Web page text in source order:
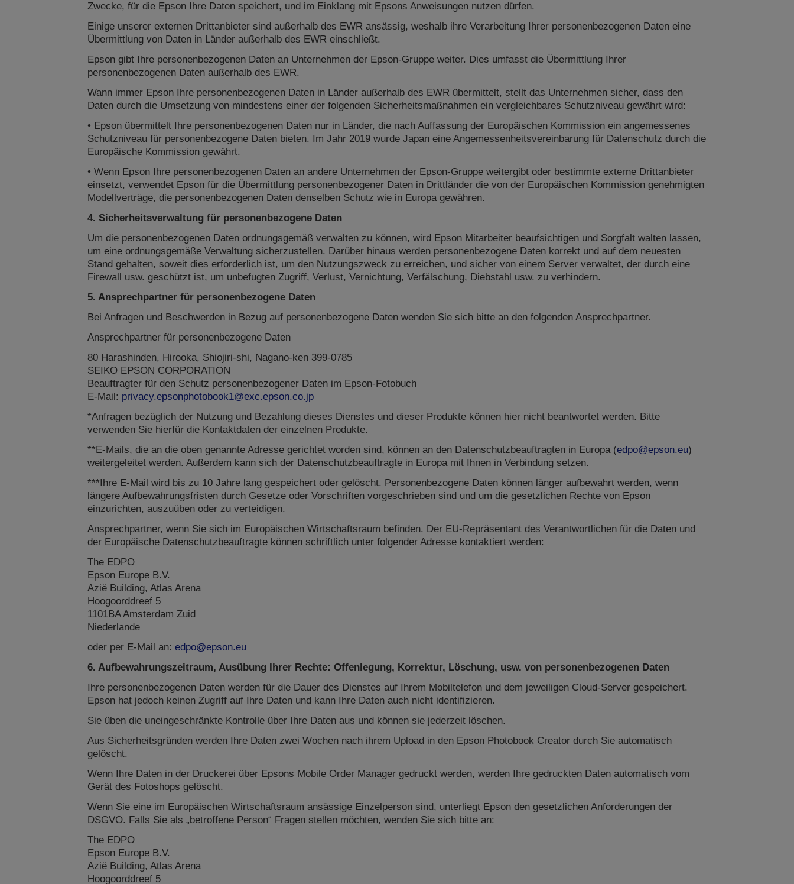
Zwecke, für die Epson Ihre Daten speichert, und im Einklang mit Epsons Anweisungen nutzen dürfen.
Einige unserer externen Drittanbieter sind außerhalb des EWR ansässig, weshalb ihre Verarbeitung Ihrer personenbezogenen Daten eine
Übermittlung von Daten in Länder außerhalb des EWR einschließt.
Epson gibt Ihre personenbezogenen Daten an Unternehmen der Epson-Gruppe weiter. Dies umfasst die Übermittlung Ihrer
personenbezogenen Daten außerhalb des EWR.
Wann immer Epson Ihre personenbezogenen Daten in Länder außerhalb des EWR übermittelt, stellt das Unternehmen sicher, dass den
Daten durch die Umsetzung von mindestens einer der folgenden Sicherheitsmaßnahmen ein vergleichbares Schutzniveau gewährt wird:
• Epson übermittelt Ihre personenbezogenen Daten nur in Länder, die nach Auffassung der Europäischen Kommission ein angemessenes
Schutzniveau für personenbezogene Daten bieten. Im Jahr 2019 wurde Japan eine Angemessenheitsvereinbarung für Datenschutz durch die
Europäische Kommission gewährt.
• Wenn Epson Ihre personenbezogenen Daten an andere Unternehmen der Epson-Gruppe weitergibt oder bestimmte externe Drittanbieter
einsetzt, verwendet Epson für die Übermittlung personenbezogener Daten in Drittländer die von der Europäischen Kommission genehmigten
Modellverträge, die personenbezogenen Daten denselben Schutz wie in Europa gewähren.
4. Sicherheitsverwaltung für personenbezogene Daten
Um die personenbezogenen Daten ordnungsgemäß verwalten zu können, wird Epson Mitarbeiter beaufsichtigen und Sorgfalt walten lassen,
um eine ordnungsgemäße Verwaltung sicherzustellen. Darüber hinaus werden personenbezogene Daten korrekt und auf dem neuesten
Stand gehalten, soweit dies erforderlich ist, um den Nutzungszweck zu erreichen, und sicher von einem Server verwaltet, der durch eine
Firewall usw. geschützt ist, um unbefugten Zugriff, Verlust, Vernichtung, Verfälschung, Diebstahl usw. zu verhindern.
5. Ansprechpartner für personenbezogene Daten
Bei Anfragen und Beschwerden in Bezug auf personenbezogene Daten wenden Sie sich bitte an den folgenden Ansprechpartner.
Ansprechpartner für personenbezogene Daten
80 Harashinden, Hirooka, Shiojiri-shi, Nagano-ken 399-0785
SEIKO EPSON CORPORATION
Beauftragter für den Schutz personenbezogener Daten im Epson-Fotobuch
E-Mail: privacy.epsonphotobook1@exc.epson.co.jp
*Anfragen bezüglich der Nutzung und Bezahlung dieses Dienstes und dieser Produkte können hier nicht beantwortet werden. Bitte
verwenden Sie hierfür die Kontaktdaten der einzelnen Produkte.
**E-Mails, die an die oben genannte Adresse gerichtet worden sind, können an den Datenschutzbeauftragten in Europa (edpo@epson.eu)
weitergeleitet werden. Außerdem kann sich der Datenschutzbeauftragte in Europa mit Ihnen in Verbindung setzen.
***Ihre E-Mail wird bis zu 10 Jahre lang gespeichert oder gelöscht. Personenbezogene Daten können länger aufbewahrt werden, wenn
längere Aufbewahrungsfristen durch Gesetze oder Vorschriften vorgeschrieben sind und um die gesetzlichen Rechte von Epson
einzurichten, auszuüben oder zu verteidigen.
Ansprechpartner, wenn Sie sich im Europäischen Wirtschaftsraum befinden. Der EU-Repräsentant des Verantwortlichen für die Daten und
der Europäische Datenschutzbeauftragte können schriftlich unter folgender Adresse kontaktiert werden:
The EDPO
Epson Europe B.V.
Azië Building, Atlas Arena
Hoogoorddreef 5
1101BA Amsterdam Zuid
Niederlande
oder per E-Mail an: edpo@epson.eu
6. Aufbewahrungszeitraum, Ausübung Ihrer Rechte: Offenlegung, Korrektur, Löschung, usw. von personenbezogenen Daten
Ihre personenbezogenen Daten werden für die Dauer des Dienstes auf Ihrem Mobiltelefon und dem jeweiligen Cloud-Server gespeichert.
Epson hat jedoch keinen Zugriff auf Ihre Daten und kann Ihre Daten auch nicht identifizieren.
Sie üben die uneingeschränkte Kontrolle über Ihre Daten aus und können sie jederzeit löschen.
Aus Sicherheitsgründen werden Ihre Daten zwei Wochen nach ihrem Upload in den Epson Photobook Creator durch Sie automatisch
gelöscht.
Wenn Ihre Daten in der Druckerei über Epsons Mobile Order Manager gedruckt werden, werden Ihre gedruckten Daten automatisch vom
Gerät des Fotoshops gelöscht.
Wenn Sie eine im Europäischen Wirtschaftsraum ansässige Einzelperson sind, unterliegt Epson den gesetzlichen Anforderungen der
DSGVO. Falls Sie als „betroffene Person“ Fragen stellen möchten, wenden Sie sich bitte an:
The EDPO
Epson Europe B.V.
Azië Building, Atlas Arena
Hoogoorddreef 5